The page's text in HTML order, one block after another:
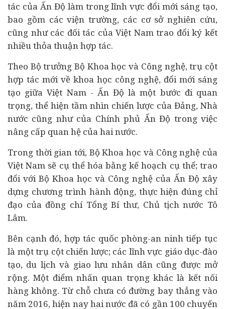
tác của Ấn Độ làm trong lĩnh vực đổi mới sáng tạo,
bao gồm các viện trường, các cơ sở nghiên cứu,
cũng như các đối tác của Việt Nam trao đổi ký kết
nhiều thỏa thuận hợp tác.
Theo Bộ trưởng Bộ Khoa học và Công nghệ, trụ cột
hợp tác mới về khoa học công nghệ, đổi mới sáng
tạo giữa Việt Nam - Ấn Độ là một bước đi quan
trọng, thể hiện tầm nhìn chiến lược của Đảng, Nhà
nước cũng như của Chính phủ Ấn Độ trong việc
nâng cấp quan hệ của hai nước.
Trong thời gian tới, Bộ Khoa học và Công nghệ của
Việt Nam sẽ cụ thể hóa bằng kế hoạch cụ thể; trao
đổi với Bộ Khoa học và Công nghệ của Ấn Độ xây
dựng chương trình hành động, thực hiện đúng chỉ
đạo của đồng chí Tổng Bí thư, Chủ tịch nước Tô
Lâm.
Bên cạnh đó, hợp tác quốc phòng-an ninh tiếp tục
là một trụ cột chiến lược; các lĩnh vực giáo dục-đào
tạo, du lịchvà giao lưu nhân dân cũng được mở
rộng. Một điểm nhấn quan trọng khác là kết nối
hàng không. Từ chỗ chưa có đường bay thẳng vào
năm 2016, hiện nay hai nước đã có gần 100 chuyến